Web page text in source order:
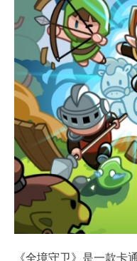
《全境守卫》是一款卡